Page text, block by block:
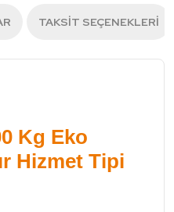
TAKSIT SEÇENEKLERI
Kg Eko
Hizmet Tipi